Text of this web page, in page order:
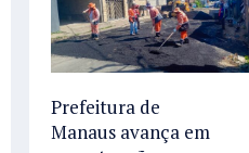
Prefeitura de
Manaus avança em